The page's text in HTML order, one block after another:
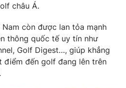
hình Việt Nam
VTV
và báo điện tử số 483/GP-BTTTT
châu Á.
còn được lan tỏa mạnh
thông quốc tế uy tín như
Golf Digest…, giúp khẳng
điểm đến golf đang lên trên